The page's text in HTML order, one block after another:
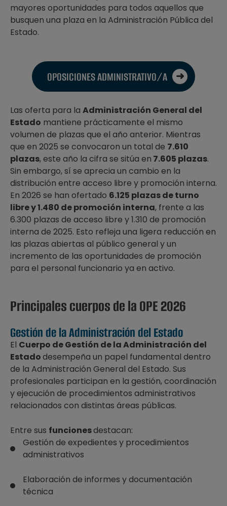
mayores oportunidades para todos aquellos que
busquen una plaza en la Administración Pública del
Estado.
OPOSICIONES ADMINISTRATIVO/A
Las oferta para la Administración General del
Estado mantiene prácticamente el mismo
volumen de plazas que el año anterior. Mientras
que en 2025 se convocaron un total de 7.610
plazas, este año la cifra se sitúa en 7.605 plazas.
Sin embargo, sí se aprecia un cambio en la
distribución entre acceso libre y promoción interna.
En 2026 se han ofertado 6.125 plazas de turno
libre y 1.480 de promoción interna, frente a las
6.300 plazas de acceso libre y 1.310 de promoción
interna de 2025. Esto refleja una ligera reducción en
las plazas abiertas al público general y un
incremento de las oportunidades de promoción
para el personal funcionario ya en activo.
Principales cuerpos de la OPE 2026
Gestión de la Administración del Estado
El Cuerpo de Gestión de la Administración del
Estadodesempeña un papel fundamental dentro
de la Administración General del Estado. Sus
profesionales participan en la gestión, coordinación
y ejecución de procedimientos administrativos
relacionados con distintas áreas públicas.
Entre sus funcionesdestacan:
Gestión de expedientes y procedimientos
administrativos
Elaboración de informes y documentación
técnica